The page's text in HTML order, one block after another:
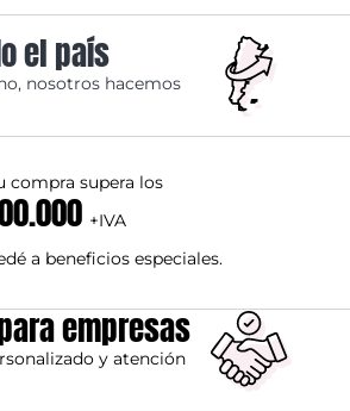
el país
nosotros hacemos
compra supera los
+IVA
a beneficios especiales.
empresas
y atención